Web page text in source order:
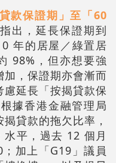
款保證期」至「60
出，延長保證期到
年的居屋／綠置居
98%，但亦想要強
，保證期亦會漸而
延長「按揭貸款保
據香港金融管理局
貸款的拖欠比率，
平，過去 12 個月
加上「G19」議員